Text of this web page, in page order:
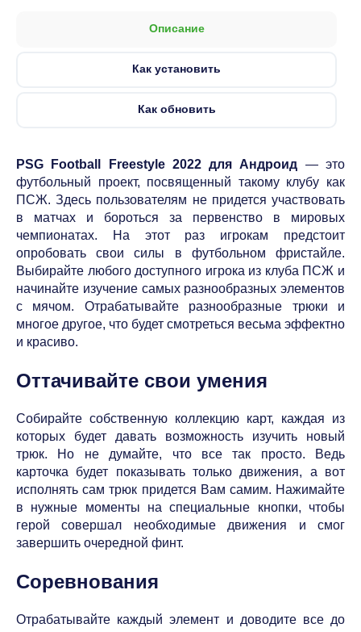
Описание
Как установить
Как обновить
PSG Football Freestyle 2022 для Андроид — это
футбольный проект, посвященный такому клубу как
ПСЖ. Здесь пользователям не придется участвовать
в матчах и бороться за первенство в мировых
чемпионатах. На этот раз игрокам предстоит
опробовать свои силы в футбольном фристайле.
Выбирайте любого доступного игрока из клуба ПСЖ и
начинайте изучение самых разнообразных элементов
с мячом. Отрабатывайте разнообразные трюки и
многое другое, что будет смотреться весьма эффектно
и красиво.
Оттачивайте свои умения
Собирайте собственную коллекцию карт, каждая из
которых будет давать возможность изучить новый
трюк. Но не думайте, что все так просто. Ведь
карточка будет показывать только движения, а вот
исполнять сам трюк придется Вам самим. Нажимайте
в нужные моменты на специальные кнопки, чтобы
герой совершал необходимые движения и смог
завершить очередной финт.
Соревнования
Отрабатывайте каждый элемент и доводите все до